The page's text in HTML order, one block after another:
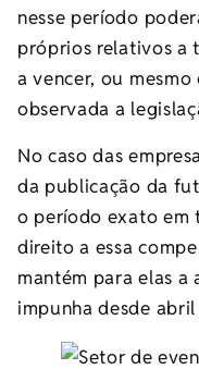
nesse período
próprios relativos a
a vencer, ou
observada a
No caso das
da publicação da
o período exato em
direito a essa
mantém para elas a
impunha desde